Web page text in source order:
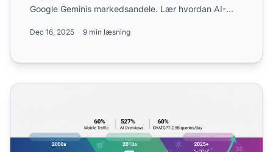
Google Geminis markedsandele. Lær hvordan AI-
Dec 16, 2025 9 min læsning
AI-søgning vs. traditionel søgning: Hvorfor din SEO-